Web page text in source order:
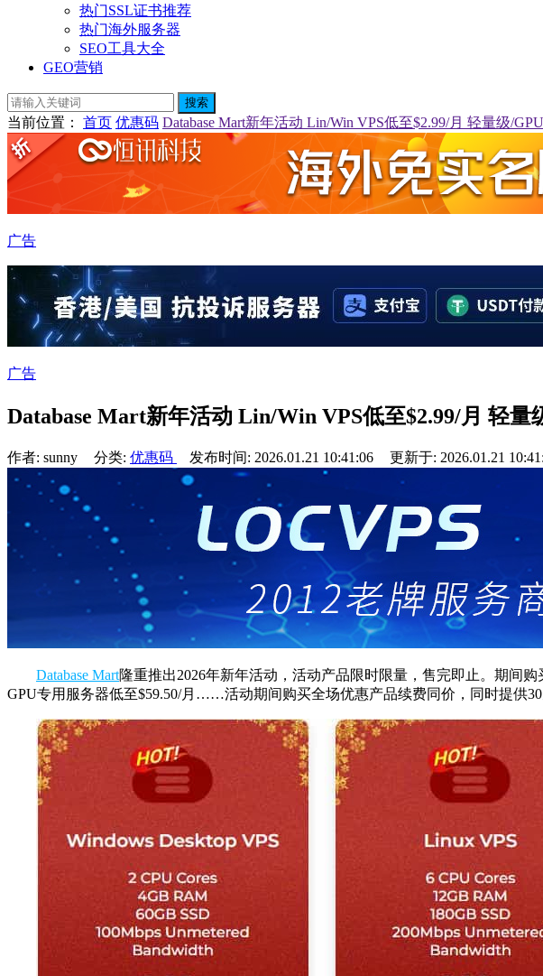
热门SSL证书推荐
热门海外服务器
SEO工具大全
GEO营销
搜索
当前位置 ： 首页 优惠码 Database Mart新年活动 Lin/Win VPS低至$2.99/月 轻量级/
广告
广告
Database Mart新年活动 Lin/Win VPS低至$2.99/月 轻量
作者: sunny 分类: 优惠码 发布时间: 2026.01.21 10:41:06 更新于: 2026.01.21
Database Mart隆重推出2026年新年活动，活动产品限时限量，售完即止。期间购
GPU专用服务器低至$59.50/月……活动期间购买全场优惠产品续费同价，同时提供